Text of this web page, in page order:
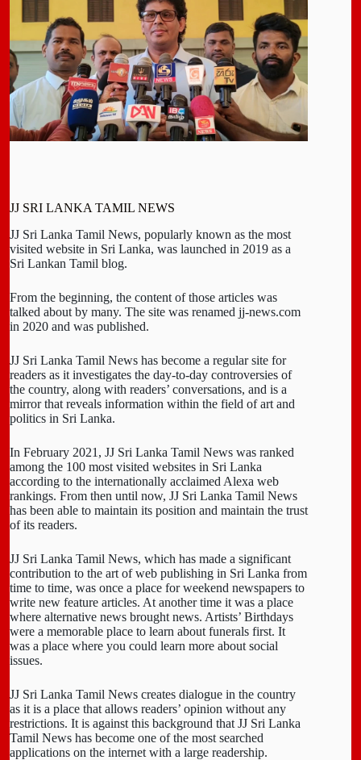
JJ SRI LANKA TAMIL NEWS
JJ Sri Lanka Tamil News, popularly known as the most
visited website in Sri Lanka, was launched in 2019 as a
Sri Lankan Tamil blog.
From the beginning, the content of those articles was
talked about by many. The site was renamed jj-news.com
in 2020 and was published.
JJ Sri Lanka Tamil News has become a regular site for
readers as it investigates the day-to-day controversies of
the country, along with readers’ conversations, and is a
mirror that reveals information within the field of art and
politics in Sri Lanka.
In February 2021, JJ Sri Lanka Tamil News was ranked
among the 100 most visited websites in Sri Lanka
according to the internationally acclaimed Alexa web
rankings. From then until now, JJ Sri Lanka Tamil News
has been able to maintain its position and maintain the trust
of its readers.
JJ Sri Lanka Tamil News, which has made a significant
contribution to the art of web publishing in Sri Lanka from
time to time, was once a place for weekend newspapers to
write new feature articles. At another time it was a place
where alternative news brought news. Artists’ Birthdays
were a memorable place to learn about funerals first. It
was a place where you could learn more about social
issues.
JJ Sri Lanka Tamil News creates dialogue in the country
as it is a place that allows readers’ opinion without any
restrictions. It is against this background that JJ Sri Lanka
Tamil News has become one of the most searched
applications on the internet with a large readership.